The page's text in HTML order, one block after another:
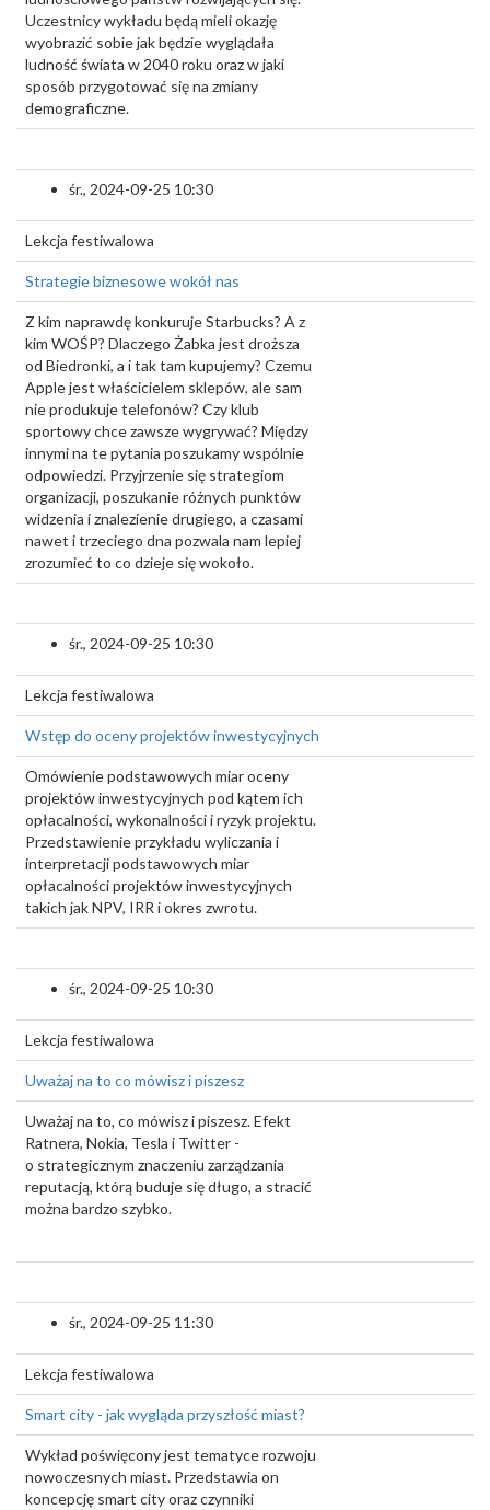
Uczestnicy wykładu będą mieli okazję
wyobrazić sobie jak będzie wyglądała
ludność świata w 2040 roku oraz w jaki
sposób przygotować się na zmiany
demograficzne.
śr., 2024-09-25 10:30
Lekcja festiwalowa
Strategie biznesowe wokół nas
Z kim naprawdę konkuruje Starbucks? A z
kim WOŚP? Dlaczego Żabka jest droższa
od Biedronki, a i tak tam kupujemy? Czemu
Apple jest właścicielem sklepów, ale sam
nie produkuje telefonów? Czy klub
sportowy chce zawsze wygrywać? Między
innymi na te pytania poszukamy wspólnie
odpowiedzi. Przyjrzenie się strategiom
organizacji, poszukanie różnych punktów
widzenia i znalezienie drugiego, a czasami
nawet i trzeciego dna pozwala nam lepiej
zrozumieć to co dzieje się wokoło.
śr., 2024-09-25 10:30
Lekcja festiwalowa
Wstęp do oceny projektów inwestycyjnych
Omówienie podstawowych miar oceny
projektów inwestycyjnych pod kątem ich
opłacalności, wykonalności i ryzyk projektu.
Przedstawienie przykładu wyliczania i
interpretacji podstawowych miar
opłacalności projektów inwestycyjnych
takich jak NPV, IRR i okres zwrotu.
śr., 2024-09-25 10:30
Lekcja festiwalowa
Uważaj na to co mówisz i piszesz
Uważaj na to, co mówisz i piszesz. Efekt
Ratnera, Nokia, Tesla i Twitter -
o strategicznym znaczeniu zarządzania
reputacją, którą buduje się długo, a stracić
można bardzo szybko.
śr., 2024-09-25 11:30
Lekcja festiwalowa
Smart city - jak wygląda przyszłość miast?
Wykład poświęcony jest tematyce rozwoju
nowoczesnych miast. Przedstawia on
koncepcję smart city oraz czynniki